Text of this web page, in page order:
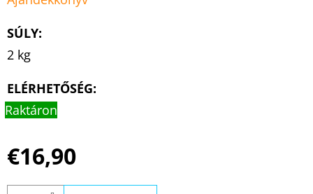
SÚLY:
2 kg
ELÉRHETŐSÉG:
Raktáron
€16,90